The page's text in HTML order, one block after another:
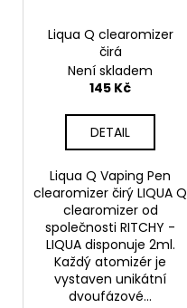
Liqua Q clearomizer
čirá
Není skladem
145 Kč
DETAIL
Liqua Q Vaping Pen
clearomizer čirý LIQUA Q
clearomizer od
společnosti RITCHY -
LIQUA disponuje 2ml.
Každý atomizér je
vystaven unikátní
dvoufázové...